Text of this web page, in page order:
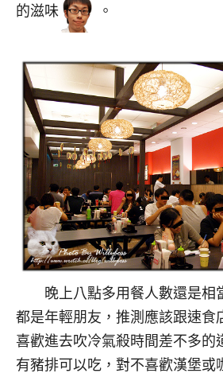
的滋味 。
晚上八點多用餐人數還是相
都是年輕朋友，推測應該跟速食
喜歡進去吹冷氣殺時間差不多的
有豬排可以吃，對不喜歡漢堡或